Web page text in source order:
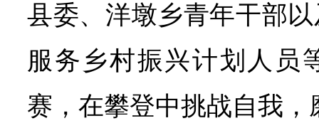
县委、洋墩乡青年干部
服务乡村振兴计划人员
赛，在攀登中挑战自我，